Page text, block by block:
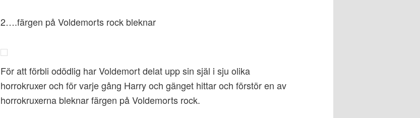
2….färgen på Voldemorts rock bleknar
För att förbli odödlig har Voldemort delat upp sin själ i sju olika
horrokruxer och för varje gång Harry och gänget hittar och förstör en av
horrokruxerna bleknar färgen på Voldemorts rock.